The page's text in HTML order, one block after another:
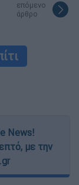
επόμενο
άρθρο
News!
με την